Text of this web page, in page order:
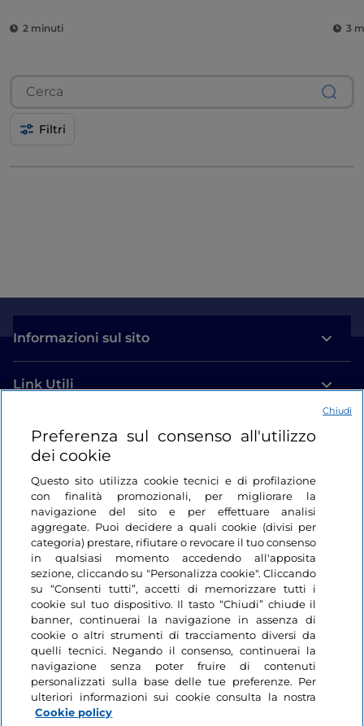
2 minuti 3
Filtri
Informazioni sul sito
Link Utili
Login
Restiamo in contatto
Preferenza sul consenso all'utilizzo
dei cookie
Questo sito utilizza cookie tecnici e di profilazione
con finalità promozionali, per migliorare la
navigazione del sito e per effettuare analisi
aggregate. Puoi decidere a quali cookie (divisi per
categoria) prestare, rifiutare o revocare il tuo consenso
in qualsiasi momento accedendo all'apposita
sezione, cliccando su "Personalizza cookie". Cliccando
su “Consenti tutti”, accetti di memorizzare tutti i
cookie sul tuo dispositivo. Il tasto “Chiudi” chiude il
banner, continuerai la navigazione in assenza di
cookie o altri strumenti di tracciamento diversi da
quelli tecnici. Negando il consenso, continuerai la
navigazione senza poter fruire di contenuti
personalizzati sulla base delle tue preferenze. Per
ulteriori informazioni sui cookie consulta la nostra
Cookie policy
Chiudi